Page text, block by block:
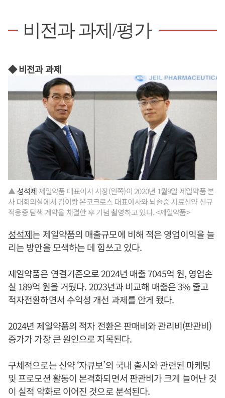
비전과 과제/평가
◆ 비전과 과제
▲ 성석제 제일약품 대표이사 사장(왼쪽)이 2020년 1월9일 제일약품 본
사 대회의실에서 김이랑 온코크로스 대표이사와 뇌졸중 치료신약 신규
적응증 탐색 계약을 체결한 후 기념 촬영하고 있다. <제일약품>
성석제는 제일약품의 매출규모에 비해 적은 영업이익을 늘
리는 방안을 모색하는 데 힘쓰고 있다.
제일약품은 연결기준으로 2024년 매출 7045억 원, 영업손
실 189억 원을 거뒀다. 2023년과 비교해 매출은 3% 줄고
적자전환하면서 수익성 개선 과제를 안게 됐다.
2024년 제일약품의 적자 전환은 판매비와 관리비(판관비)
증가가 가장 큰 원인으로 지목된다.
구체적으로는 신약 ‘자큐보’의 국내 출시와 관련된 마케팅
및 프로모션 활동이 본격화되면서 판관비가 크게 늘어난 것
이 실적 악화로 이어진 것으로 분석된다.